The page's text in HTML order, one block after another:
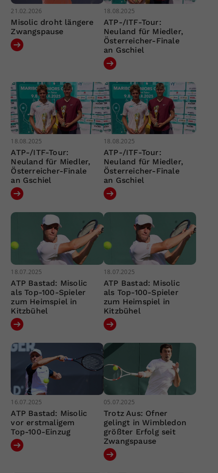
21.02.2026
Misolic droht längere
Zwangspause
18.08.2025
ATP-/ITF-Tour:
Neuland für Miedler,
Österreicher-Finale
an Gschiel
18.08.2025
ATP-/ITF-Tour:
Neuland für Miedler,
Österreicher-Finale
an Gschiel
18.08.2025
ATP-/ITF-Tour:
Neuland für Miedler,
Österreicher-Finale
an Gschiel
18.07.2025
ATP Bastad: Misolic
als Top-100-Spieler
zum Heimspiel in
Kitzbühel
18.07.2025
ATP Bastad: Misolic
als Top-100-Spieler
zum Heimspiel in
Kitzbühel
16.07.2025
ATP Bastad: Misolic
vor erstmaligem
Top-100-Einzug
05.07.2025
Trotz Aus: Ofner
gelingt in Wimbledon
größter Erfolg seit
Zwangspause